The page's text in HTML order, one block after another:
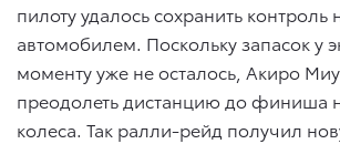
пилоту удалось сохранить контроль
автомобилем. Поскольку запасок у
моменту уже не осталось, Акиро
преодолеть дистанцию до финиша
колеса. Так ралли-рейд получил